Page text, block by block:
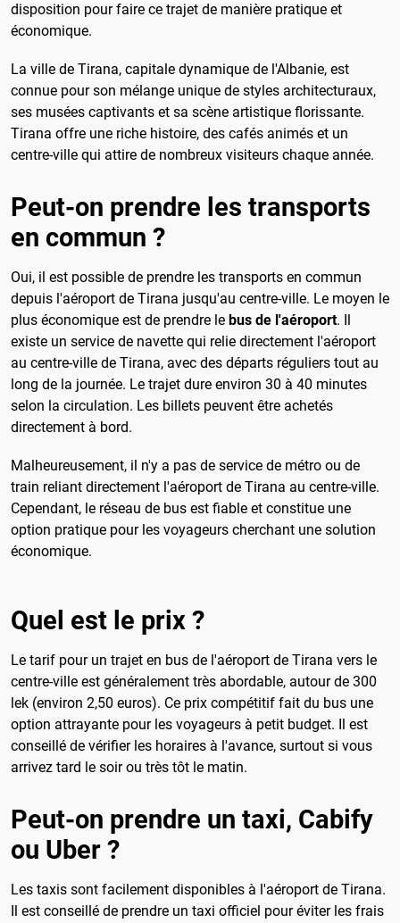
disposition pour faire ce trajet de manière pratique et
économique.
La ville de Tirana, capitale dynamique de l'Albanie, est
connue pour son mélange unique de styles architecturaux,
ses musées captivants et sa scène artistique florissante.
Tirana offre une riche histoire, des cafés animés et un
centre-ville qui attire de nombreux visiteurs chaque année.
Peut-on prendre les transports
en commun ?
Oui, il est possible de prendre les transports en commun
depuis l'aéroport de Tirana jusqu'au centre-ville. Le moyen le
plus économique est de prendre le bus de l'aéroport. Il
existe un service de navette qui relie directement l'aéroport
au centre-ville de Tirana, avec des départs réguliers tout au
long de la journée. Le trajet dure environ 30 à 40 minutes
selon la circulation. Les billets peuvent être achetés
directement à bord.
Malheureusement, il n'y a pas de service de métro ou de
train reliant directement l'aéroport de Tirana au centre-ville.
Cependant, le réseau de bus est fiable et constitue une
option pratique pour les voyageurs cherchant une solution
économique.
Quel est le prix ?
Le tarif pour un trajet en bus de l'aéroport de Tirana vers le
centre-ville est généralement très abordable, autour de 300
lek (environ 2,50 euros). Ce prix compétitif fait du bus une
option attrayante pour les voyageurs à petit budget. Il est
conseillé de vérifier les horaires à l'avance, surtout si vous
arrivez tard le soir ou très tôt le matin.
Peut-on prendre un taxi, Cabify
ou Uber ?
Les taxis sont facilement disponibles à l'aéroport de Tirana.
Il est conseillé de prendre un taxi officiel pour éviter les frais